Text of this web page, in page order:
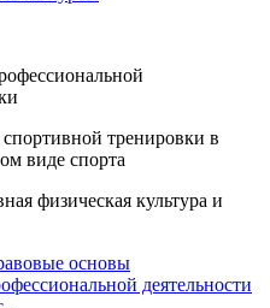
тренировки в
виде спорта
физическая культура и
основы
деятельности